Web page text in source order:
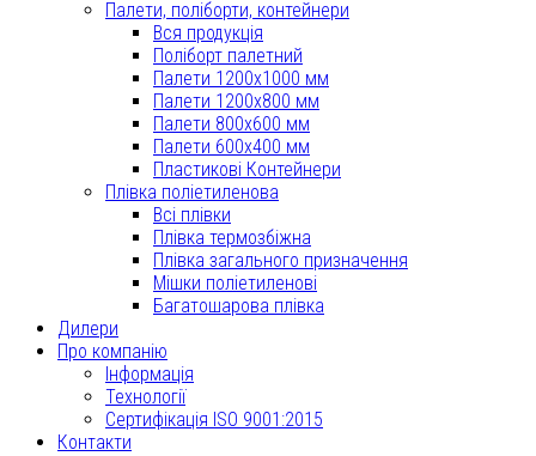
Палети, поліборти, контейнери
Вся продукція
Поліборт палетний
Палети 1200x1000 мм
Палети 1200x800 мм
Палети 800x600 мм
Палети 600x400 мм
Пластикові Контейнери
Плівка поліетиленова
Всі плівки
Плівка термозбіжна
Плівка загального призначення
Мішки поліетиленові
Багатошарова плівка
Дилери
Про компанію
Інформація
Технології
Сертифікація ISO 9001:2015
Контакти